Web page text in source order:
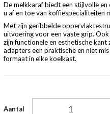
De melkkaraf biedt een stijlvolle
u af en toe van koffiespecialiteiten
Met zijn geribbelde
uitvoering voor een vaste grip.
zijn functionele en esthetische
adapters een praktische en niet
formaat in elke koelkast.
Aantal